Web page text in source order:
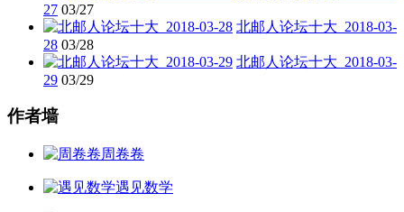
27 03/27
北邮人论坛十大_2018-03-
28 03/28
北邮人论坛十大_2018-03-
29 03/29
作者墙
周卷卷
遇见数学